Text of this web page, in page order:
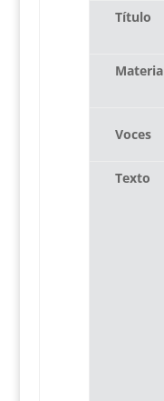
Título
Materia
Voces
Texto